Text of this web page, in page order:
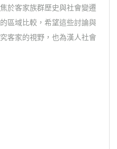
於客家族群歷史與社會變遷
區域比較，希望這些討論與
客家的視野，也為漢人社會